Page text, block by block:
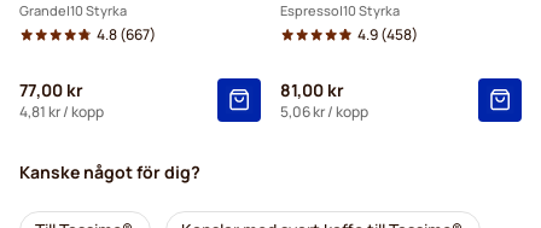
Grande 10 Styrka
4.8(667)
77,00 kr
4,81 kr/ kopp
Espresso 10 Styrka
4.9(458)
81,00 kr
5,06 kr/ kopp
Kanske något för dig?